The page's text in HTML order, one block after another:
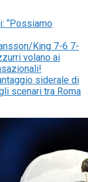
“Possiamo
King 7-6 7-
volano ai
siderale di
scenari tra Roma